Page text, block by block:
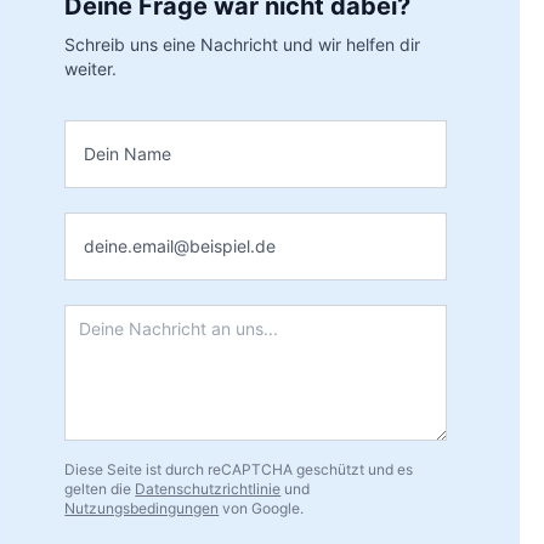
Deine Frage war nicht dabei?
Schreib uns eine Nachricht und wir helfen dir
weiter.
Nachricht
Diese Seite ist durch reCAPTCHA geschützt und es
gelten die Datenschutzrichtlinie und
Nutzungsbedingungen von Google.